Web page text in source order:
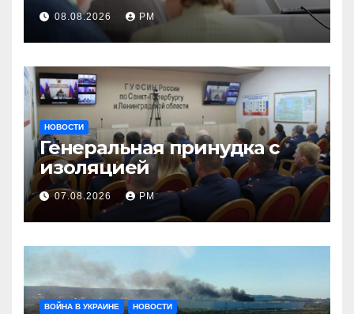
08.08.2026 РМ
НОВОСТИ
Генеральная принудка с
изоляцией
07.08.2026 РМ
ВОЙНА В УКРАИНЕ НОВОСТИ